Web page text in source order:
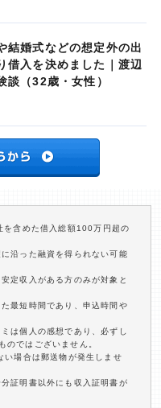
結婚式などの想定外の出
借入を決めました｜渡辺
談（32歳・女性）
を含めた借入総額100万円超の
沿った融資を得られない可能
定収入がある方のみが対象と
最短時間であり、申込時間や
は個人の感想であり、必ずし
のではございません。
い場合は郵送物が発生しませ
証明書以外にも収入証明書が